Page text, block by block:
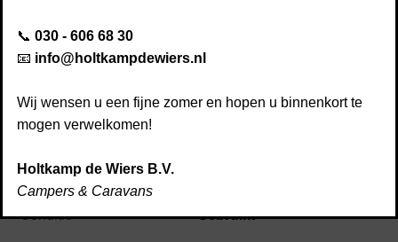
Afspraak maken
Kwaliteit & service
Nieuws
Contact
📞 030 - 606 68 30
📧 info@holtkampdewiers.nl
Wij wensen u een fijne zomer en hopen u binnenkort te
mogen verwelkomen!
Holtkamp de Wiers B.V.
Campers & Caravans
Chausson Welcome 737
Conditie Gebruikt